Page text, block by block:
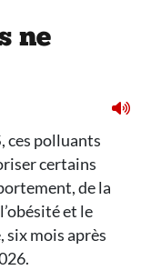
ne
ces polluants
certains
de la
et le
six mois après